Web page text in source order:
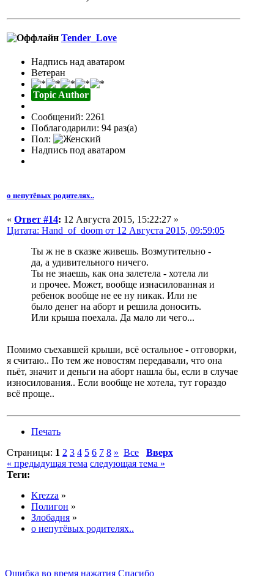
Tender_Love
Надпись над аватаром
Ветеран
Topic Author
Сообщений: 2261
Поблагодарили: 94 раз(а)
Пол:
Надпись под аватаром
о непутёвых родителях..
« Ответ #14: 12 Августа 2015, 15:22:27 »
Цитата: Hand_of_doom от 12 Августа 2015, 09:59:05
Ты ж не в сказке живешь. Возмутительно -
да, а удивительного ничего.
Ты не знаешь, как она залетела - хотела ли
и прочее. Может, вообще изнасилованная и
ребенок вообще не ее ну никак. Или не
было денег на аборт и решила доносить.
Или крыша поехала. Да мало ли чего...
Помимо съехавшей крыши, всё остальное - отговорки,
я считаю.. По тем же новостям передавали, что она
пьёт, значит и деньги на аборт нашла бы, если в случае
износилования.. Если вообще не хотела, тут гораздо
всё проще..
Печать
Страницы: 1 2 3 4 5 6 7 8 » Все
Вверх
« предыдущая тема следующая тема »
Теги:
Krezza »
Полигон »
Злобадня »
о непутёвых родителях..
Ошибка во время нажатия Спасибо